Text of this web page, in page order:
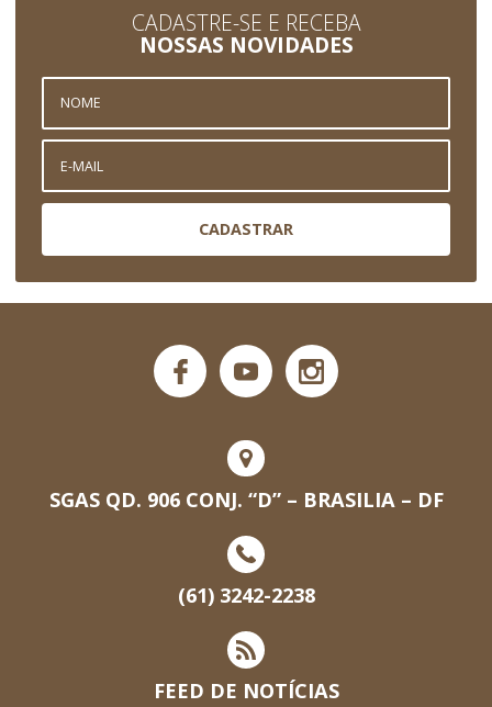
CADASTRE-SE E RECEBA
NOSSAS NOVIDADES
CADASTRAR
SGAS QD. 906 CONJ. “D” – BRASILIA – DF
(61) 3242-2238
FEED DE NOTÍCIAS